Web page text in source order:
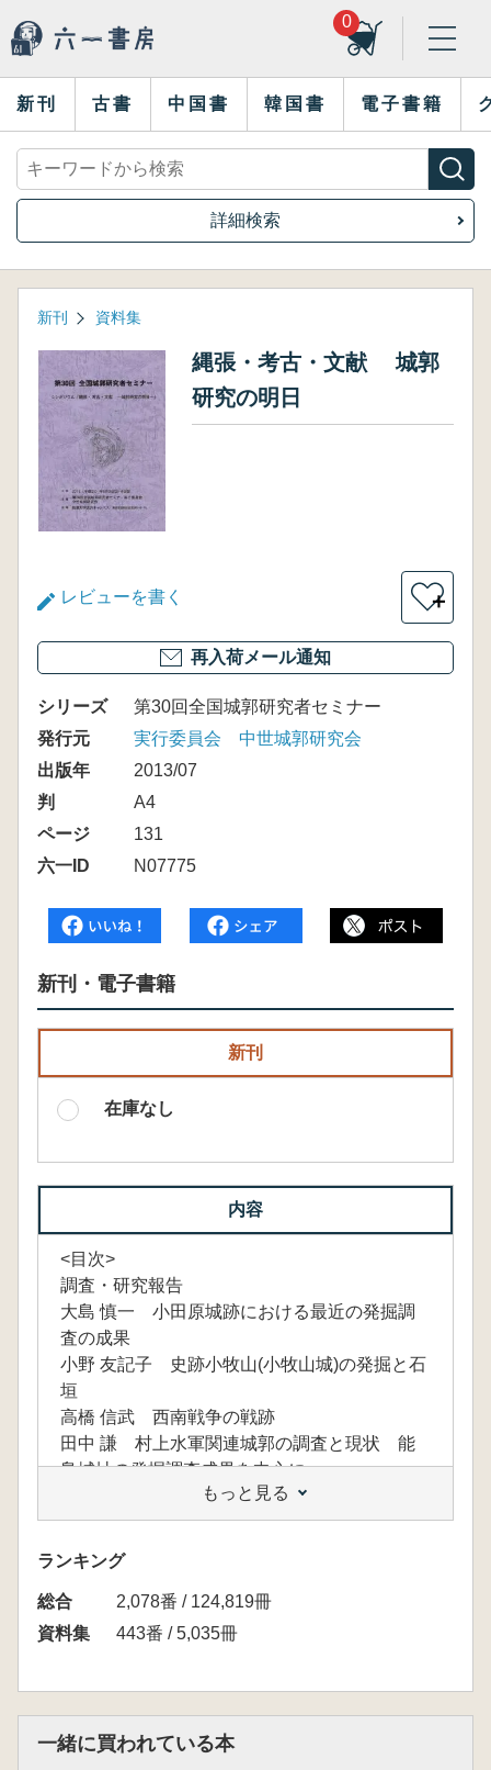
0
新刊 古書 中国書 韓国書 電子書籍
詳細検索
新刊 資料集
縄張・考古・文献 城郭
研究の明日
レビューを書く ＋
再入荷メール通知
シリーズ
第30回全国城郭研究者セミナー
発行元
実行委員会 中世城郭研究会
出版年
2013/07
判
A4
ページ
131
六一ID
N07775
新刊・電子書籍
新刊
在庫なし
内容
<目次>
調査・研究報告
大島 慎一 小田原城跡における最近の発掘調
査の成果
小野 友記子 史跡小牧山(小牧山城)の発掘と石
垣
高橋 信武 西南戦争の戦跡
田中 謙 村上水軍関連城郭の調査と現状 能
島城址の発掘調査成果を中心に
島田 祐悦 大鳥井山遺跡 発掘調査成果とそ
の現状
松田 直則 高知県の中世城郭研究の現状と課
題 土佐一条氏から長宗我部氏家臣団の城郭構
築技術の一事例
シンポジウム「縄張・考古・文献 ― 城郭研究
福島 克彦 文献資料と城館研究
柴田 龍司 考古学研究と縄張研究
もっと見る
ランキング
総合
2,078番 / 124,819冊
資料集
443番 / 5,035冊
一緒に買われている本